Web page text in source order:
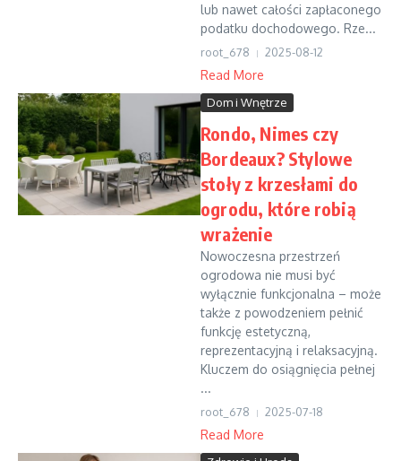
lub nawet całości zapłaconego
podatku dochodowego. Rze...
root_678 2025-08-12
Read More
Dom i Wnętrze
Rondo, Nimes czy
Bordeaux? Stylowe
stoły z krzesłami do
ogrodu, które robią
wrażenie
Nowoczesna przestrzeń
ogrodowa nie musi być
wyłącznie funkcjonalna – może
także z powodzeniem pełnić
funkcję estetyczną,
reprezentacyjną i relaksacyjną.
Kluczem do osiągnięcia pełnej
...
root_678 2025-07-18
Read More